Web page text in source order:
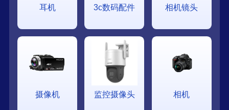
耳机 3c数码配件 相机镜头
摄像机 监控摄像头 相机